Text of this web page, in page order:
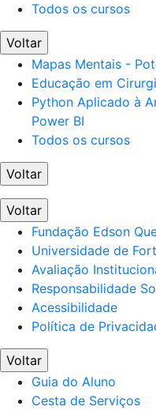
Todos os cursos
Voltar
Mapas Mentais -
Educação em
Python Aplicado à
Power BI
Todos os cursos
Voltar
Voltar
Fundação Edson
Universidade de
Avaliação
Responsabilidade
Acessibilidade
Política de
Voltar
Guia do Aluno
Cesta de Serviços